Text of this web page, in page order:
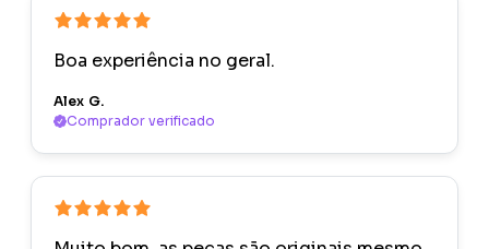
Boa experiência no geral.
Alex G.
Comprador verificado